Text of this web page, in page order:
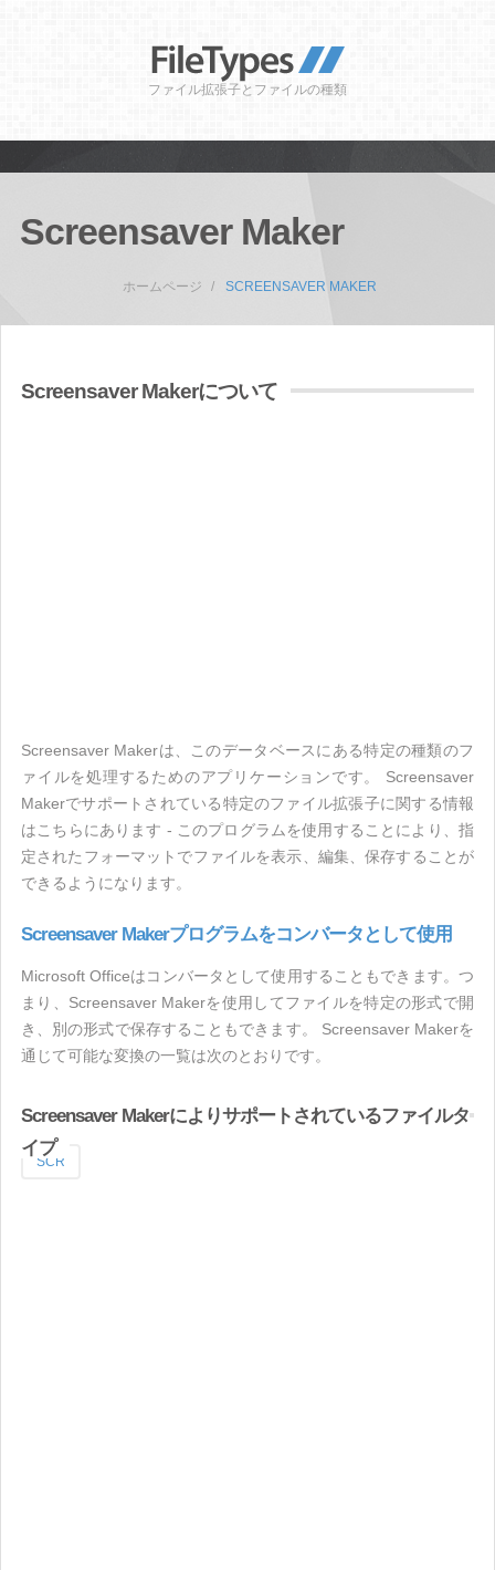
ファイル拡張子とファイルの種類
Screensaver Maker
ホームページ SCREENSAVER MAKER
Screensaver Makerについて
Screensaver Makerは、このデータベースにある特定の種類のフ
ァイルを処理するためのアプリケーションです。 Screensaver
Makerでサポートされている特定のファイル拡張子に関する情報
はこちらにあります - このプログラムを使用することにより、指
定されたフォーマットでファイルを表示、編集、保存することが
できるようになります。
Screensaver Makerプログラムをコンバータとして使用
Microsoft Officeはコンバータとして使用することもできます。つ
まり、Screensaver Makerを使用してファイルを特定の形式で開
き、別の形式で保存することもできます。 Screensaver Makerを
通じて可能な変換の一覧は次のとおりです。
Screensaver Makerによりサポートされているファイルタ
イプ
SCR